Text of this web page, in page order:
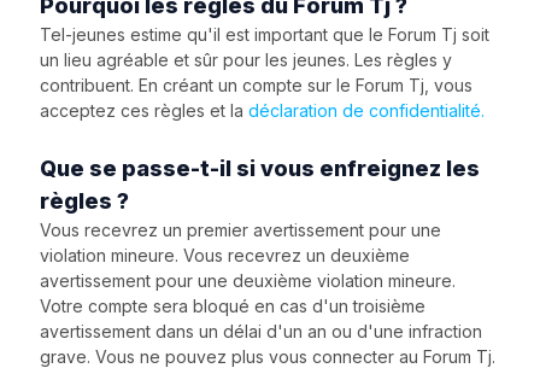
Pourquoi les règles du Forum Tj ?
Tel-jeunes estime qu'il est important que le Forum Tj soit
un lieu agréable et sûr pour les jeunes. Les règles y
contribuent. En créant un compte sur le Forum Tj, vous
acceptez ces règles et la déclaration de confidentialité.
Que se passe-t-il si vous enfreignez les
règles ?
Vous recevrez un premier avertissement pour une
violation mineure. Vous recevrez un deuxième
avertissement pour une deuxième violation mineure.
Votre compte sera bloqué en cas d'un troisième
avertissement dans un délai d'un an ou d'une infraction
grave. Vous ne pouvez plus vous connecter au Forum Tj.